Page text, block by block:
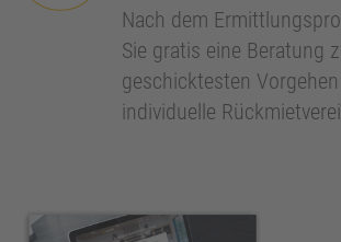
Nach dem
Sie gratis eine Beratung
geschicktesten
individuelle